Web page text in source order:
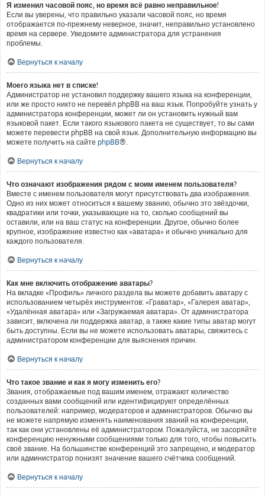
Я изменил часовой пояс, но время всё равно неправильное!
Если вы уверены, что правильно указали часовой пояс, но время
отображается по-прежнему неверное, значит, неправильно установлено
время на сервере. Уведомите администратора для устранения
проблемы.
Вернуться к началу
Моего языка нет в списке!
Администратор не установил поддержку вашего языка на конференции,
или же просто никто не перевёл phpBB на ваш язык. Попробуйте узнать у
администратора конференции, может ли он установить нужный вам
языковой пакет. Если такого языкового пакета не существует, то вы сами
можете перевести phpBB на свой язык. Дополнительную информацию вы
можете получить на сайте phpBB®.
Вернуться к началу
Что означают изображения рядом с моим именем пользователя?
Вместе с именем пользователя могут присутствовать два изображения.
Одно из них может относиться к вашему званию, обычно это звёздочки,
квадратики или точки, указывающие на то, сколько сообщений вы
оставили, или на ваш статус на конференции. Другое, обычно более
крупное, изображение известно как «аватара» и обычно уникально для
каждого пользователя.
Вернуться к началу
Как мне включить отображение аватары?
На вкладке «Профиль» личного раздела вы можете добавить аватару с
использованием четырёх инструментов: «Граватар», «Галерея аватар»,
«Удалённая аватара» или «Загружаемая аватара». От администратора
зависит, включена ли поддержка аватар, а также какие типы аватар могут
быть доступны. Если вы не можете использовать аватары, свяжитесь с
администратором конференции для выяснения причин.
Вернуться к началу
Что такое звание и как я могу изменить его?
Звания, отображаемые под вашим именем, отражают количество
созданных вами сообщений или идентифицируют определённых
пользователей: например, модераторов и администраторов. Обычно вы
не можете напрямую изменять наименования званий на конференции,
так как они установлены её администратором. Пожалуйста, не засоряйте
конференцию ненужными сообщениями только для того, чтобы повысить
своё звание. На большинстве конференций это запрещено, и модератор
или администратор понизят значение вашего счётчика сообщений.
Вернуться к началу